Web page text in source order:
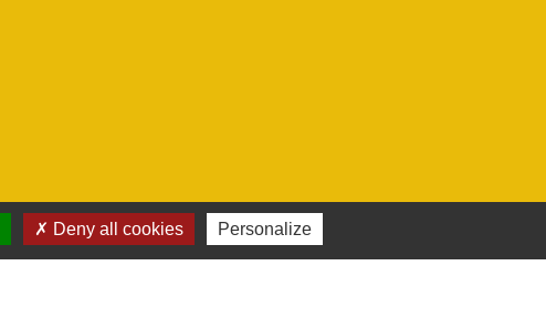
Deny all cookies Personalize